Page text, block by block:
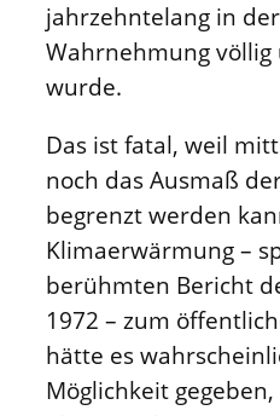
jahrzehntelang in
Wahrnehmung
wurde.
Das ist fatal, weil
noch das Ausmaß
begrenzt werden
Klimaerwärmung –
berühmten Bericht
1972 – zum
hätte es
Möglichkeit